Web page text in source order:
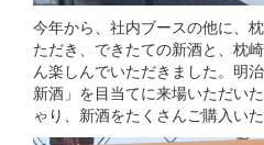
今年から、社内ブースの他に、
ただき、できたての新酒と、枕
ん楽しんでいただきました。明
新酒」を目当てに来場いただい
ゃり、新酒をたくさんご購入いた